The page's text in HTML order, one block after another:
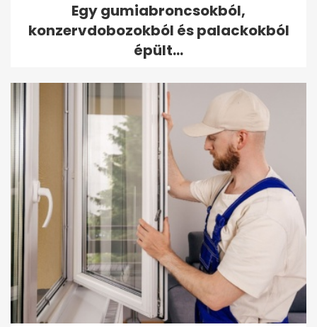
Egy gumiabroncsokból,
konzervdobozokból és palackokból
épült...